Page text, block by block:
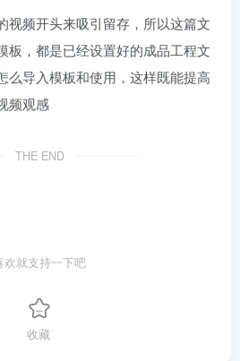
视频开头来吸引留存，所以这篇文
板，都是已经设置好的成品工程文
么导入模板和使用，这样既能提高
频观感
THE END
欢就支持一下吧
收藏